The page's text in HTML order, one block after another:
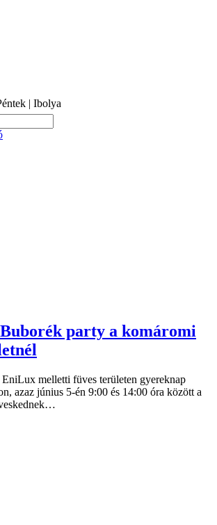
| Ibolya
party a komáromi
melletti füves területen gyereknap
azaz június 5-én 9:00 és 14:00 óra között a